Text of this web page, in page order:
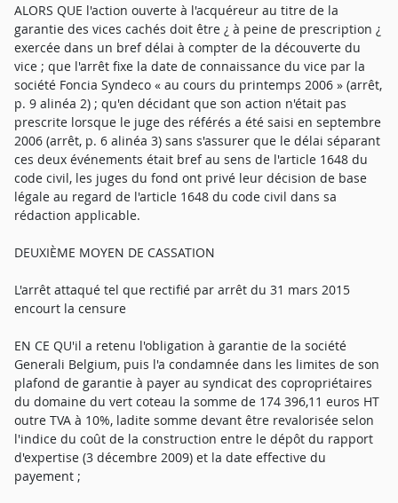
ALORS QUE l'action ouverte à l'acquéreur au titre de la
garantie des vices cachés doit être ¿ à peine de prescription ¿
exercée dans un bref délai à compter de la découverte du
vice ; que l'arrêt fixe la date de connaissance du vice par la
société Foncia Syndeco « au cours du printemps 2006 » (arrêt,
p. 9 alinéa 2) ; qu'en décidant que son action n'était pas
prescrite lorsque le juge des référés a été saisi en septembre
2006 (arrêt, p. 6 alinéa 3) sans s'assurer que le délai séparant
ces deux événements était bref au sens de l'article 1648 du
code civil, les juges du fond ont privé leur décision de base
légale au regard de l'article 1648 du code civil dans sa
rédaction applicable.
DEUXIÈME MOYEN DE CASSATION
L'arrêt attaqué tel que rectifié par arrêt du 31 mars 2015
encourt la censure
EN CE QU'il a retenu l'obligation à garantie de la société
Generali Belgium, puis l'a condamnée dans les limites de son
plafond de garantie à payer au syndicat des copropriétaires
du domaine du vert coteau la somme de 174 396,11 euros HT
outre TVA à 10%, ladite somme devant être revalorisée selon
l'indice du coût de la construction entre le dépôt du rapport
d'expertise (3 décembre 2009) et la date effective du
payement ;